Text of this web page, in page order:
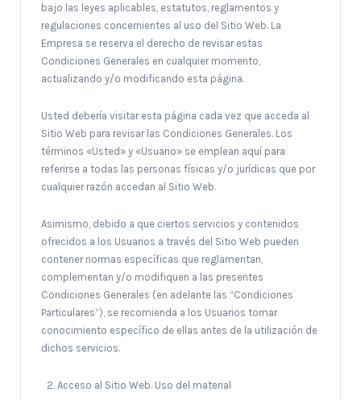
bajo las leyes aplicables, estatutos, reglamentos y
regulaciones concernientes al uso del Sitio Web. La
Empresa se reserva el derecho de revisar estas
Condiciones Generales en cualquier momento,
actualizando y/o modificando esta página.
Usted debería visitar esta página cada vez que acceda al
Sitio Web para revisar las Condiciones Generales. Los
términos «Usted» y «Usuario» se emplean aquí para
referirse a todas las personas físicas y/o jurídicas que por
cualquier razón accedan al Sitio Web.
Asimismo, debido a que ciertos servicios y contenidos
ofrecidos a los Usuarios a través del Sitio Web pueden
contener normas específicas que reglamentan,
complementan y/o modifiquen a las presentes
Condiciones Generales (en adelante las “Condiciones
Particulares”), se recomienda a los Usuarios tomar
conocimiento específico de ellas antes de la utilización de
dichos servicios.
Acceso al Sitio Web. Uso del material